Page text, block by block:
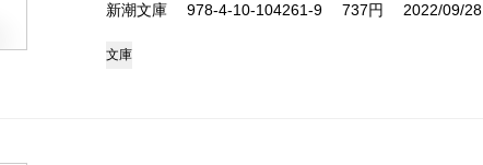
新潮文庫 978-4-10-104261-9 737円 2022/09/28
文庫